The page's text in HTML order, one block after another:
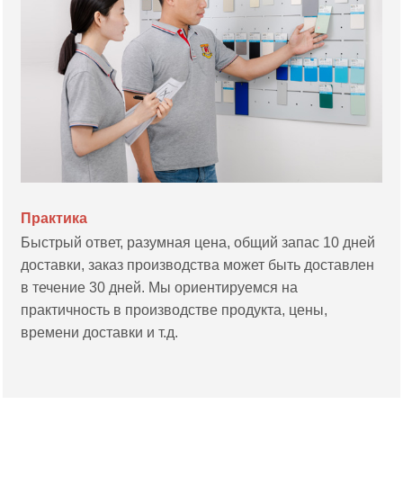
Практика
Быстрый ответ, разумная цена, общий запас 10 дней
доставки, заказ производства может быть доставлен
в течение 30 дней. Мы ориентируемся на
практичность в производстве продукта, цены,
времени доставки и т.д.